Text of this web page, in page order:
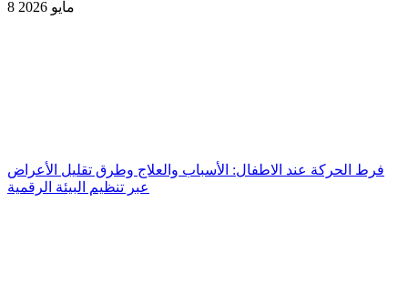
8 مايو 2026
فرط الحركة عند الاطفال: الأسباب والعلاج وطرق تقليل الأعراض
عبر تنظيم البيئة الرقمية